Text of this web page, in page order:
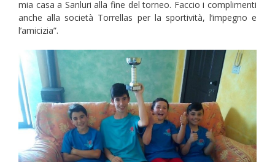
mia casa a Sanluri alla fine del torneo. Faccio i complimenti
anche alla società Torrellas per la sportività, l’impegno e
l’amicizia”.